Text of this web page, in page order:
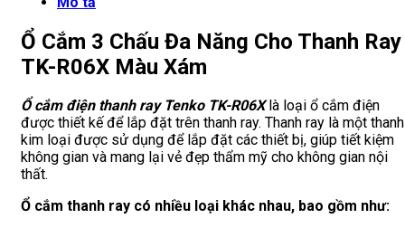
Ổ Cắm 3 Chấu Đa Năng Cho Thanh Ray
TK-R06X Màu Xám
Ổ cắm điện thanh ray Tenko TK-R06Xlà loại ổ cắm điện
được thiết kế để lắp đặt trên thanh ray. Thanh ray là một thanh
kim loại được sử dụng để lắp đặt các thiết bị, giúp tiết kiệm
không gian và mang lại vẻ đẹp thẩm mỹ cho không gian nội
thất.
Ổ cắm thanh ray có nhiều loại khác nhau, bao gồm như: